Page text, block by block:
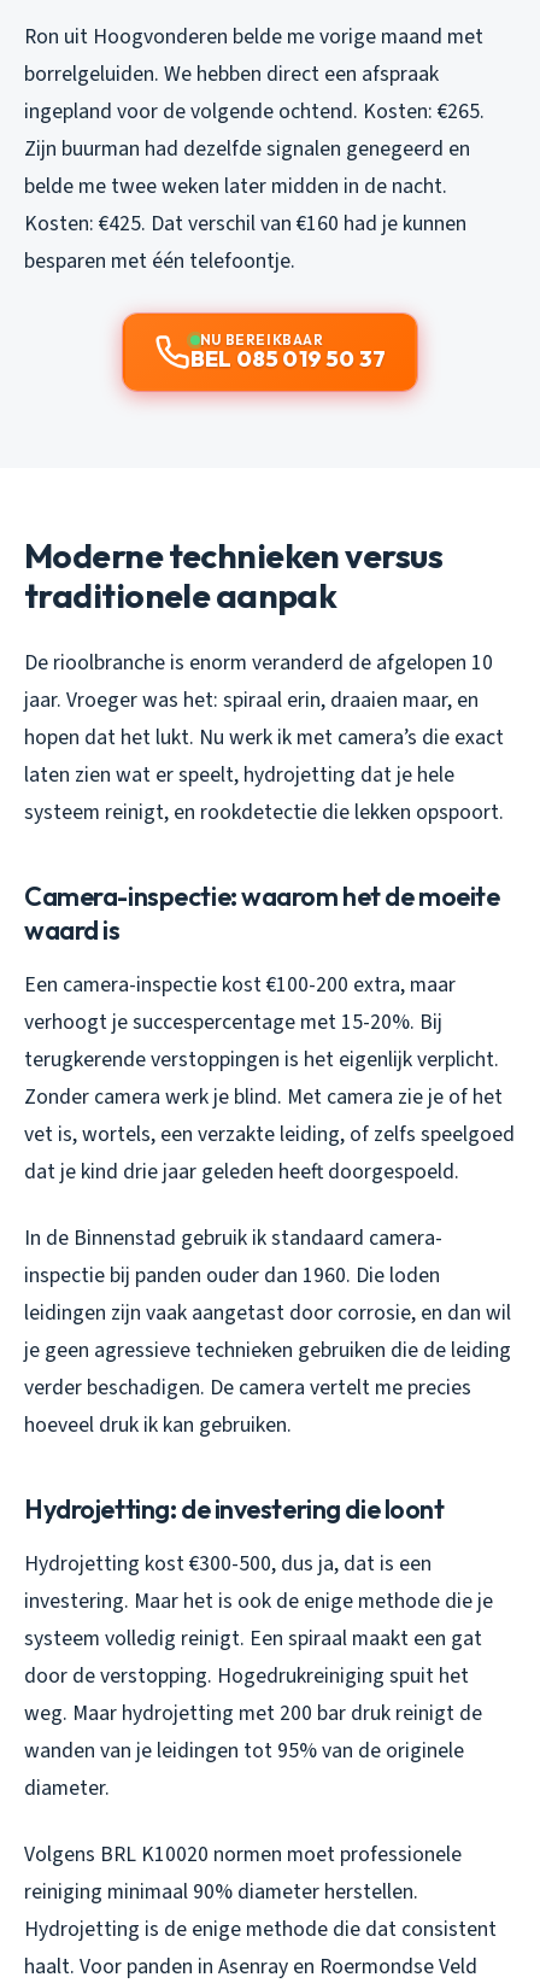
Ron uit Hoogvonderen belde me vorige maand met
borrelgeluiden. We hebben direct een afspraak
ingepland voor de volgende ochtend. Kosten: €265.
Zijn buurman had dezelfde signalen genegeerd en
belde me twee weken later midden in de nacht.
Kosten: €425. Dat verschil van €160 had je kunnen
besparen met één telefoontje.
NU BEREIKBAAR
BEL 085 019 50 37
Moderne technieken versus
traditionele aanpak
De rioolbranche is enorm veranderd de afgelopen 10
jaar. Vroeger was het: spiraal erin, draaien maar, en
hopen dat het lukt. Nu werk ik met camera’s die exact
laten zien wat er speelt, hydrojetting dat je hele
systeem reinigt, en rookdetectie die lekken opspoort.
Camera-inspectie: waarom het de moeite
waard is
Een camera-inspectie kost €100-200 extra, maar
verhoogt je succespercentage met 15-20%. Bij
terugkerende verstoppingen is het eigenlijk verplicht.
Zonder camera werk je blind. Met camera zie je of het
vet is, wortels, een verzakte leiding, of zelfs speelgoed
dat je kind drie jaar geleden heeft doorgespoeld.
In de Binnenstad gebruik ik standaard camera-
inspectie bij panden ouder dan 1960. Die loden
leidingen zijn vaak aangetast door corrosie, en dan wil
je geen agressieve technieken gebruiken die de leiding
verder beschadigen. De camera vertelt me precies
hoeveel druk ik kan gebruiken.
Hydrojetting: de investering die loont
Hydrojetting kost €300-500, dus ja, dat is een
investering. Maar het is ook de enige methode die je
systeem volledig reinigt. Een spiraal maakt een gat
door de verstopping. Hogedrukreiniging spuit het
weg. Maar hydrojetting met 200 bar druk reinigt de
wanden van je leidingen tot 95% van de originele
diameter.
Volgens BRL K10020 normen moet professionele
reiniging minimaal 90% diameter herstellen.
Hydrojetting is de enige methode die dat consistent
haalt. Voor panden in Asenray en Roermondse Veld